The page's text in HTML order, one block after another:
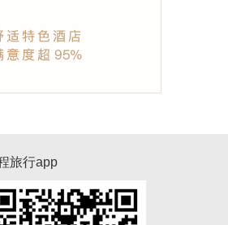
旅行app